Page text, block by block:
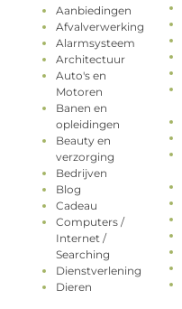
Aanbiedingen
Afvalverwerking
Alarmsysteem
Architectuur
Auto's en
Motoren
Banen en
opleidingen
Beauty en
verzorging
Bedrijven
Blog
Cadeau
Computers /
Internet /
Searching
Dienstverlening
Dieren